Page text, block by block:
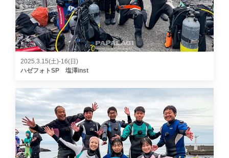
2025.3.15(土)-16(日)
ハゼフォトSP 塩澤inst